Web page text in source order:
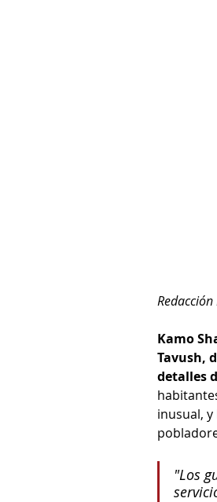
Redacción
Kamo
Tavush,
detalles
inusual,
"Los